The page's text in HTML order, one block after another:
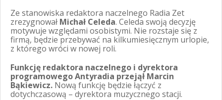
Ze stanowiska redaktora naczelnego Radia Zet
zrezygnował Michał Celeda. Celeda swoją decyzję
motywuje względami osobistymi. Nie rozstaje się z
firmą, będzie przebywać na kilkumiesięcznym urlopie,
z którego wróci w nowej roli.
Funkcję redaktora naczelnego i dyrektora
programowego Antyradia przejął Marcin
Bąkiewicz. Nową funkcję będzie łączyć z
dotychczasową – dyrektora muzycznego stacji.